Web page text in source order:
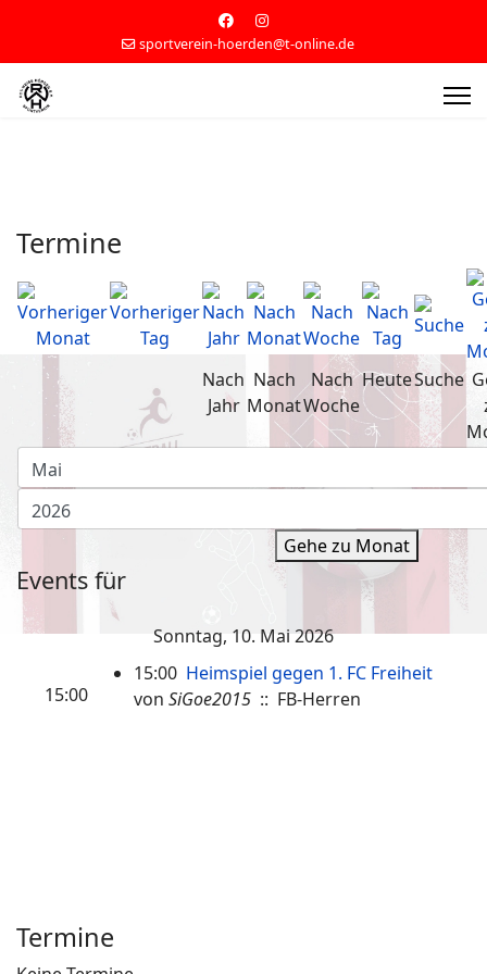
sportverein-hoerden@t-online.de
Termine
Nach
Jahr
Nach
Monat
Nach
Woche
HeuteSuche
Gehe zu Monat
Events für
Sonntag, 10. Mai 2026
15:00
15:00 Heimspiel gegen 1. FC Freiheit
von SiGoe2015 :: FB-Herren
Termine